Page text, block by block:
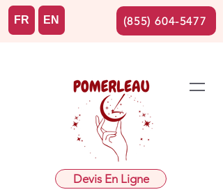
Devis En Ligne
FR EN (855) 604-5477